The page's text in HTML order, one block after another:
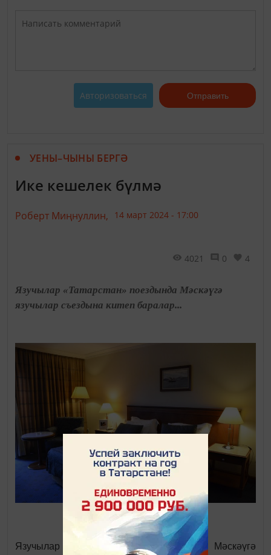
Авторизоваться Отправить
УЕНЫ–ЧЫНЫ БЕРГӘ
Ике кешелек бүлмә
Роберт Миңнуллин, 14 март 2024 - 17:00
4021 0 4
Язучылар «Татарстан» поездында Мәскәүгә
язучылар съездына китеп баралар...
Язучылар «Татарстан» поездында Мәскәүгә